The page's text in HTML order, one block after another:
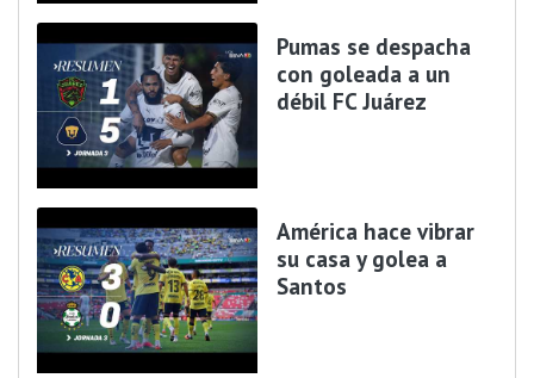
Pumas se despacha
con goleada a un
débil FC Juárez
América hace vibrar
su casa y golea a
Santos